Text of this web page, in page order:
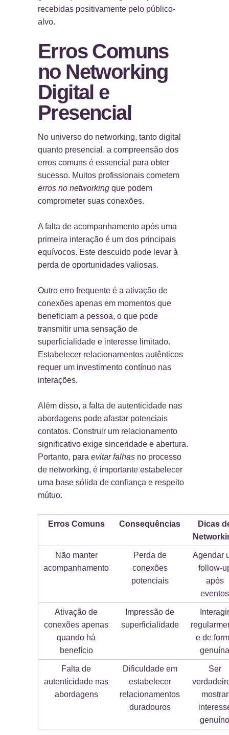
recebidas positivamente pelo público-
alvo.
Erros Comuns
no Networking
Digital e
Presencial
No universo do networking, tanto digital
quanto presencial, a compreensão dos
erros comuns é essencial para obter
sucesso. Muitos profissionais cometem
erros no networking que podem
comprometer suas conexões.
A falta de acompanhamento após uma
primeira interação é um dos principais
equívocos. Este descuido pode levar à
perda de oportunidades valiosas.
Outro erro frequente é a ativação de
conexões apenas em momentos que
beneficiam a pessoa, o que pode
transmitir uma sensação de
superficialidade e interesse limitado.
Estabelecer relacionamentos autênticos
requer um investimento contínuo nas
interações.
Além disso, a falta de autenticidade nas
abordagens pode afastar potenciais
contatos. Construir um relacionamento
significativo exige sinceridade e abertura.
Portanto, para evitar falhas no processo
de networking, é importante estabelecer
uma base sólida de confiança e respeito
mútuo.
Erros Comuns Consequências
Dicas
Não manter
acompanhamento
Perda de
conexões
potenciais
Agendar
follow-
após
eventos
Ativação de
conexões apenas
quando há
benefício
Impressão de
superficialidade
Interagir
e de
genuína
Falta de
autenticidade nas
abordagens
Dificuldade em
estabelecer
relacionamentos
duradouros
Ser
mostrar
genuíno